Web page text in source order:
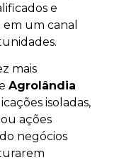
e
um canal
mais
Agrolândia
isoladas,
ações
negócios